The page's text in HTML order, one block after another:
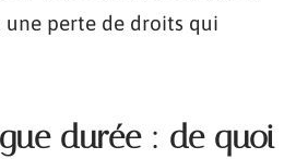
perte de droits qui
durée : de quoi